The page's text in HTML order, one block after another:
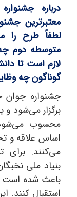
درباره
معتبرترین
لطفاً طرح را
متوسطه دوم
لازم است تا
گوناگون چه
برگزار می‌شود
محسوب می‌شود.
اساس علاقه و
می‌کنند. برای
بنیاد ملی
باعث شده است
استقبال کنند.